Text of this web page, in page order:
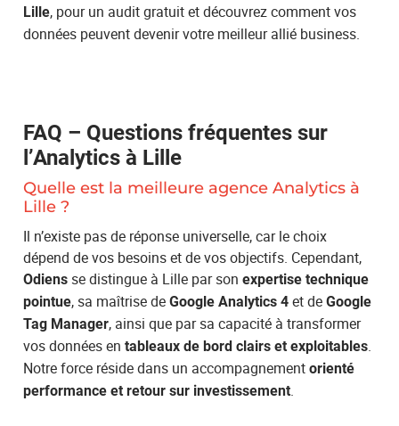
Lille, pour un audit gratuit et découvrez comment vos
données peuvent devenir votre meilleur allié business.
FAQ – Questions fréquentes sur
l’Analytics à Lille
Quelle est la meilleure agence Analytics à
Lille ?
Il n’existe pas de réponse universelle, car le choix
dépend de vos besoins et de vos objectifs. Cependant,
Odiens se distingue à Lille par sonexpertise technique
pointue, sa maîtrise deGoogle Analytics 4 et deGoogle
Tag Manager, ainsi que par sa capacité à transformer
vos données entableaux de bord clairs et exploitables.
Notre force réside dans un accompagnementorienté
performance et retour sur investissement.